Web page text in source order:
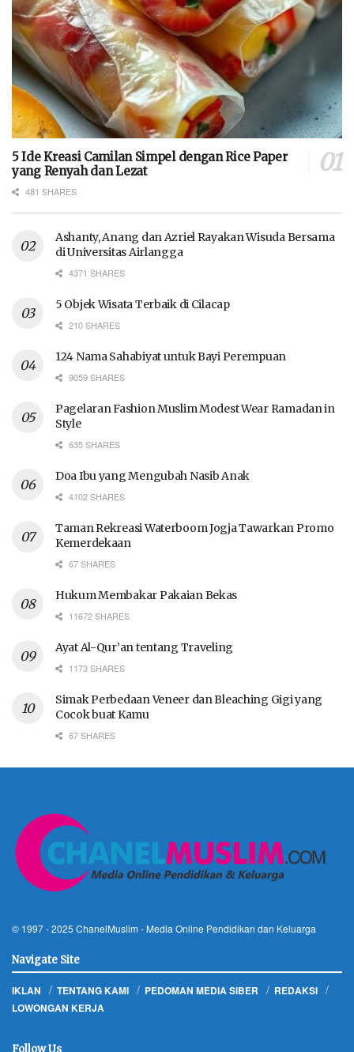
5 Ide Kreasi Camilan Simpel dengan Rice Paper
yang Renyah dan Lezat
481 SHARES
Ashanty, Anang dan Azriel Rayakan Wisuda Bersama
di Universitas Airlangga
4371 SHARES
5 Objek Wisata Terbaik di Cilacap
210 SHARES
124 Nama Sahabiyat untuk Bayi Perempuan
9059 SHARES
Pagelaran Fashion Muslim Modest Wear Ramadan in
Style
635 SHARES
Doa Ibu yang Mengubah Nasib Anak
4102 SHARES
Taman Rekreasi Waterboom Jogja Tawarkan Promo
Kemerdekaan
67 SHARES
Hukum Membakar Pakaian Bekas
11672 SHARES
Ayat Al-Qur’an tentang Traveling
1173 SHARES
Simak Perbedaan Veneer dan Bleaching Gigi yang
Cocok buat Kamu
67 SHARES
© 1997 - 2025 ChanelMuslim - Media Online Pendidikan dan Keluarga
Navigate Site
IKLAN TENTANG KAMI PEDOMAN MEDIA SIBER
REDAKSI
LOWONGAN KERJA